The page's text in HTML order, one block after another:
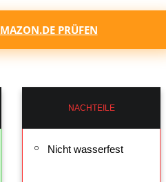
PRÜFEN
NACHTEILE
Nicht wasserfest